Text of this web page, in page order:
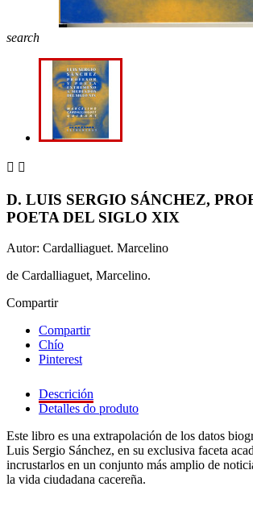
search
 
D. LUIS SERGIO SÁNCHEZ,
POETA DEL SIGLO XIX
Autor: Cardalliaguet. Marcelino
de Cardalliaguet, Marcelino.
Compartir
Compartir
Chío
Pinterest
Descrición
Detalles do produto
Este libro es una extrapolación de los datos
Luis Sergio Sánchez, en su exclusiva faceta
incrustarlos en un conjunto más amplio de
la vida ciudadana cacereña.